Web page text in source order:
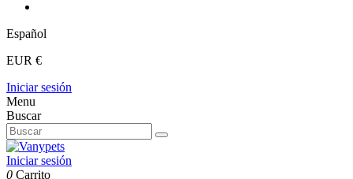
Español
EUR €
Iniciar sesión
Menu
Buscar
Iniciar sesión
0 Carrito